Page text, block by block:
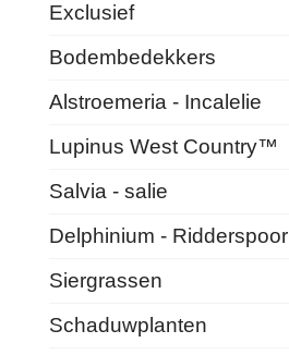
Exclusief
Bodembedekkers
Alstroemeria - Incalelie
Lupinus West Country™
Salvia - salie
Delphinium - Ridderspoor
Siergrassen
Schaduwplanten